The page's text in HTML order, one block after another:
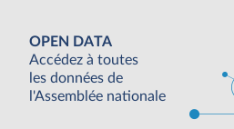
OPEN DATA
Accédez à toutes
les données de
l'Assemblée nationale